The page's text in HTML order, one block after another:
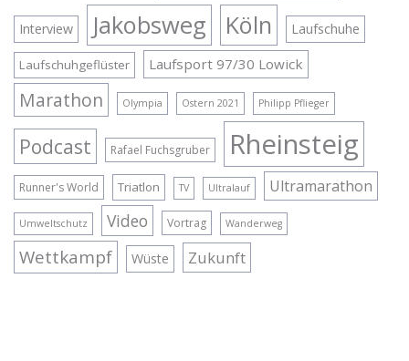
Interview Jakobsweg Köln Laufschuhe
Laufschuhgeflüster Laufsport 97/30 Lowick
Marathon Olympia Ostern 2021 Philipp Pflieger
Podcast Rafael Fuchsgruber Rheinsteig
Runner's World Triatlon TV Ultralauf Ultramarathon
Umweltschutz Video Vortrag Wanderweg
Wettkampf Wüste Zukunft